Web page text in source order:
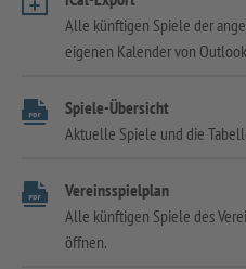
Alle künftigen Spiele der
eigenen Kalender von
Spiele-Übersicht
Aktuelle Spiele und die
Vereinsspielplan
Alle künftigen Spiele des
öffnen.